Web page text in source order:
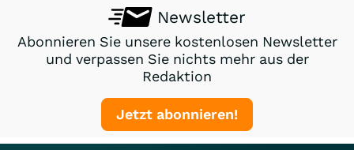
Newsletter
Abonnieren Sie unsere kostenlosen Newsletter
und verpassen Sie nichts mehr aus der
Redaktion
Jetzt abonnieren!